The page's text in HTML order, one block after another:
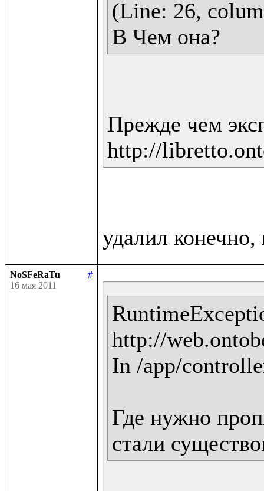
(Line: 26,
В Чем она?
Прежде чем
http://
NoSFeRaTu
#
16 мая 2011
http://
In /app/
Где нужно
стали